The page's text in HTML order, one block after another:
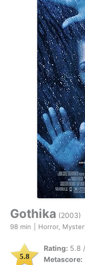
Gothika (2003)
98 min Horror,
5.8
Rating: 5.8
Metascore: